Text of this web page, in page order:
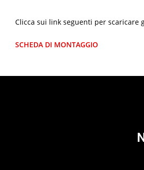
Clicca sui link seguenti per scaricare
SCHEDA DI MONTAGGIO